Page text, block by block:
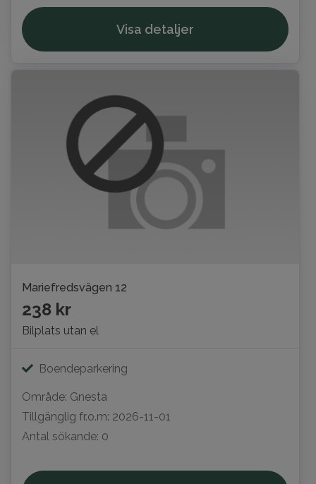
Visa detaljer
Mariefredsvägen 12
238 kr
Bilplats utan el
Boendeparkering
Område: Gnesta
Tillgänglig fr.o.m: 2026-11-01
Antal sökande: 0